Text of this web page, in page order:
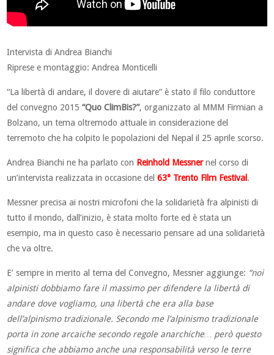
Intervista di Andrea Bianchi
Riprese e montaggio: Andrea Monticelli
“La libertà di andare, il dovere di aiutare” è stato il filo conduttore
del convegno 2015“Quo ClimBis?”, organizzato al MMM Firmian a
Bolzano, un tema oltremodo attuale in considerazione del
terremoto che ha colpito le popolazioni del Nepal il 25 aprile scorso.
Andrea Bianchi ne ha parlato con Reinhold Messnernel corso di
un’intervista realizzata in occasione del63° Trento Film Festival .
Messner precisa ai nostri microfoni che la solidarietà fra alpinisti di
tutto il mondo, dall’inizio, è stata molto forte ed è stata un
esempio, ma in questo caso è necessario pensare ad una solidarietà
che va oltre.
E’ sempre in merito al tema del Convegno, Messner aggiunge: “noi
alpinisti dobbiamo fare il massimo per difendere la libertà di
andare dove vogliamo, una libertà che era alla base
dell’alpinismo tradizionale. Secondo me l’alpinismo tradizionale
porta in zone arcaiche secondo regole anarchiche… però questo
significa che abbiamo anche una responsabilità verso le terre